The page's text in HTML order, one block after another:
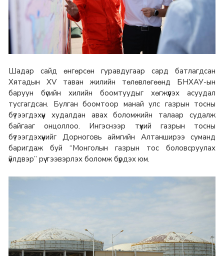
Шадар сайд өнгөрсөн гуравдугаар сард батлагдсан
Хятадын XV таван жилийн төлөвлөгөөнд БНХАУ-ын
баруун бүсийн хилийн боомтуудыг хөгжүүлэх асуудал
тусгагдсан. Булган боомтоор манай улс газрын тосны
бүтээгдэхүүн худалдан авах боломжийн талаар судалж
байгааг онцоллоо. Ингэснээр түүхий газрын тосны
бүтээгдэхүүнийг Дорноговь аймгийн Алтанширээ суманд
баригдаж буй “Монголын газрын тос боловсруулах
үйлдвэр” рүү тээвэрлэх боломж бүрдэх юм.